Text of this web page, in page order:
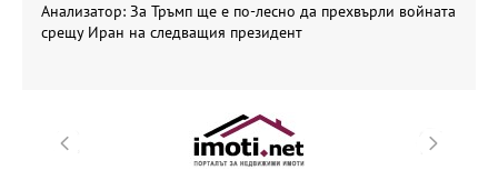
Анализатор: За Тръмп ще е по-лесно да прехвърли войната
срещу Иран на следващия президент